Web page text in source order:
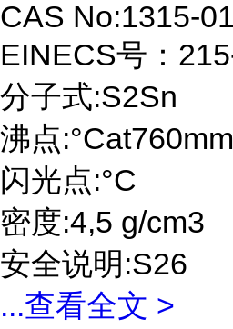
CAS No:1315-
EINECS号：
分子式:S2Sn
沸点
闪光点:°C
密度:4,5 g/cm3
安全说明:S26
...查看全文 >